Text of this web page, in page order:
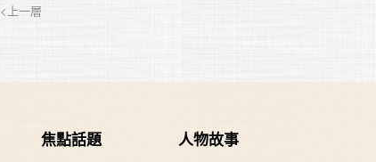
<上一層
焦點話題 人物故事